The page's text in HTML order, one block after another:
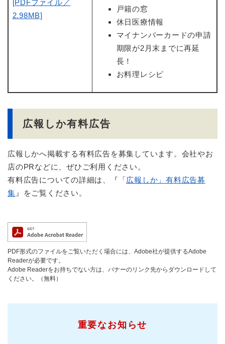
[PDFファイル／
2.98MB]
戸籍の窓
休日医療情報
マイナンバーカードの申請
期限が2月末までに再延
長！
お料理レシピ
広報しか有料広告
広報しかへ掲載する有料広告を募集しています。会社やお
店のPRなどに、ぜひご利用ください。
有料広告についての詳細は、『「広報しか」有料広告募
集 』をご覧ください。
PDF形式のファイルをご覧いただく場合には、Adobe社が提供するAdobe
Readerが必要です。
Adobe Readerをお持ちでない方は、バナーのリンク先からダウンロードして
ください。（無料）
重要なお知らせ